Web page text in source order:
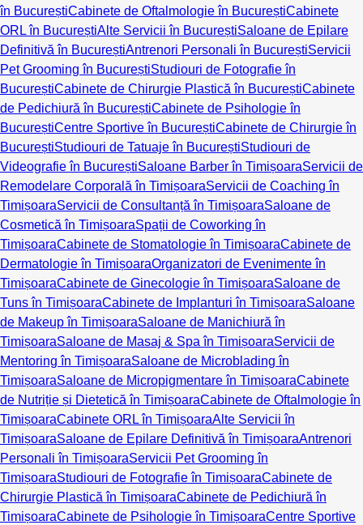
în BucureștiCabinete de Oftalmologie în BucureștiCabinete
ORL în BucureștiAlte Servicii în BucureștiSaloane de Epilare
Definitivă în BucureștiAntrenori Personali în BucureștiServicii
Pet Grooming în BucureștiStudiouri de Fotografie în
BucureștiCabinete de Chirurgie Plastică în BucureștiCabinete
de Pedichiură în BucureștiCabinete de Psihologie în
BucureștiCentre Sportive în BucureștiCabinete de Chirurgie în
BucureștiStudiouri de Tatuaje în BucureștiStudiouri de
Videografie în BucureștiSaloane Barber în TimișoaraServicii de
Remodelare Corporală în TimișoaraServicii de Coaching în
TimișoaraServicii de Consultanță în TimișoaraSaloane de
Cosmetică în TimișoaraSpații de Coworking în
TimișoaraCabinete de Stomatologie în TimișoaraCabinete de
Dermatologie în TimișoaraOrganizatori de Evenimente în
TimișoaraCabinete de Ginecologie în TimișoaraSaloane de
Tuns în TimișoaraCabinete de Implanturi în TimișoaraSaloane
de Makeup în TimișoaraSaloane de Manichiură în
TimișoaraSaloane de Masaj & Spa în TimișoaraServicii de
Mentoring în TimișoaraSaloane de Microblading în
TimișoaraSaloane de Micropigmentare în TimișoaraCabinete
de Nutriție și Dietetică în TimișoaraCabinete de Oftalmologie în
TimișoaraCabinete ORL în TimișoaraAlte Servicii în
TimișoaraSaloane de Epilare Definitivă în TimișoaraAntrenori
Personali în TimișoaraServicii Pet Grooming în
TimișoaraStudiouri de Fotografie în TimișoaraCabinete de
Chirurgie Plastică în TimișoaraCabinete de Pedichiură în
TimișoaraCabinete de Psihologie în TimișoaraCentre Sportive